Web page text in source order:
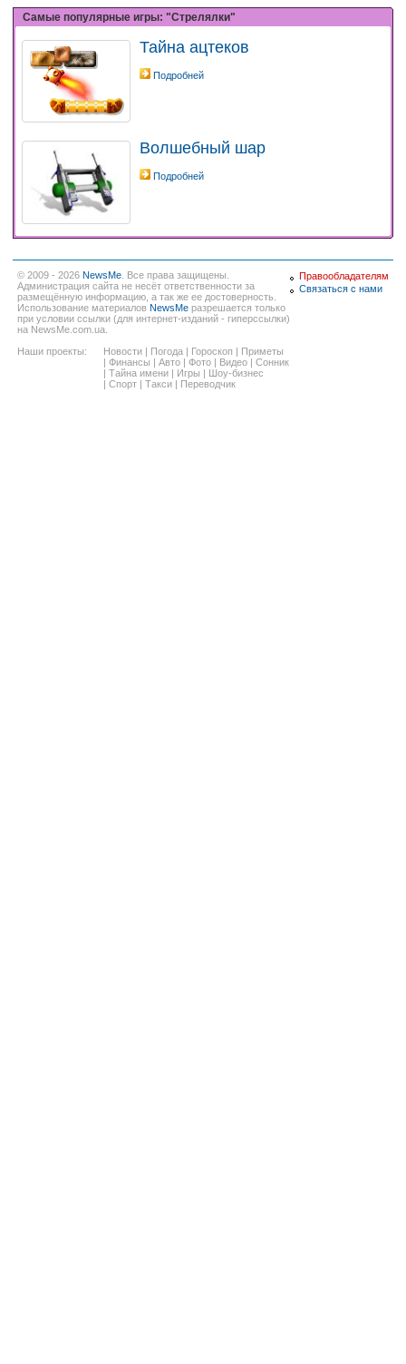
Самые популярные игры: "Стрелялки"
Тайна ацтеков
Подробней
Волшебный шар
Подробней
© 2009 - 2026 NewsMe . Все права защищены.
Администрация сайта не несёт ответственности за
размещённую информацию, а так же ее достоверность.
Использование материалов NewsMe разрешается только
при условии ссылки (для интернет-изданий - гиперссылки)
на NewsMe.com.ua.
Наши проекты:
Новости Погода Гороскоп
Приметы
Финансы Авто Фото Видео
Сонник
Тайна имени Игры
Шоу-бизнес
Спорт Такси Переводчик
Правообладателям
Связаться с нами